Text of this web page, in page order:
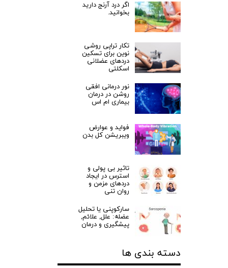
اگر درد آرنج دارید
بخوانید.
تکار تراپی روشی
نوین برای تسکین
دردهای عضلانی
اسکلتی
نور درمانی افقی
روشن در درمان
بیماری ام اس
فواید و عوارض
ویبریشن کل بدن
تاثیر بی پولی و
استرس در ایجاد
دردهای مزمن و
روان تنی
سارکوپنی یا تحلیل
عضله: علل, علائم,
پیشگیری و درمان
دسته بندی ها